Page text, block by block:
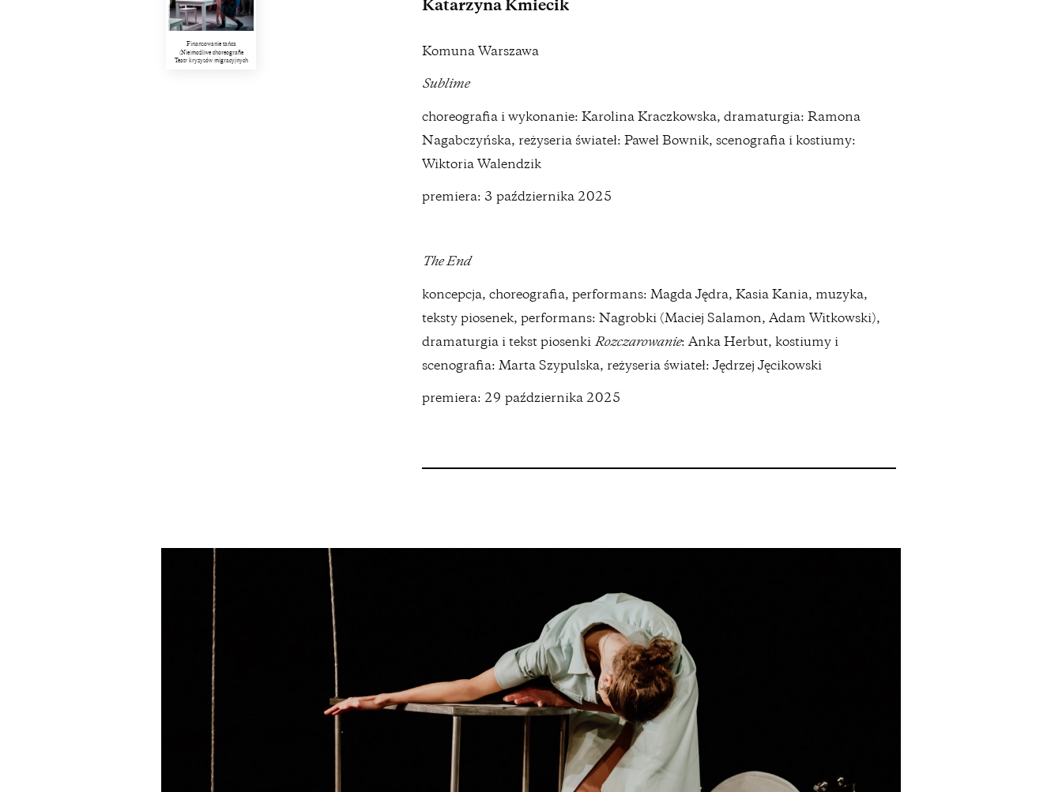
Finansowanie tańca
(Nie)możliwe choreografie
Teatr kryzysów migracyjnych
Katarzyna Kmiecik
Komuna Warszawa
Sublime
choreografia i wykonanie: Karolina Kraczkowska, dramaturgia: Ramona
Nagabczyńska, reżyseria świateł: Paweł Bownik, scenografia i kostiumy:
Wiktoria Walendzik
premiera: 3 października 2025
The End
koncepcja, choreografia, performans: Magda Jędra, Kasia Kania, muzyka,
teksty piosenek, performans: Nagrobki (Maciej Salamon, Adam Witkowski),
dramaturgia i tekst piosenki Rozczarowanie: Anka Herbut, kostiumy i
scenografia: Marta Szypulska, reżyseria świateł: Jędrzej Jęcikowski
premiera: 29 października 2025